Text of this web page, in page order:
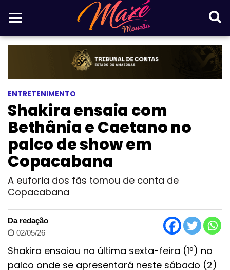
ENTRETENIMENTO
Shakira ensaia com
Bethânia e Caetano no
palco de show em
Copacabana
A euforia dos fãs tomou de conta de
Copacabana
Da redação
02/05/26
Shakira ensaiou na última sexta-feira (1º) no
palco onde se apresentará neste sábado (2)